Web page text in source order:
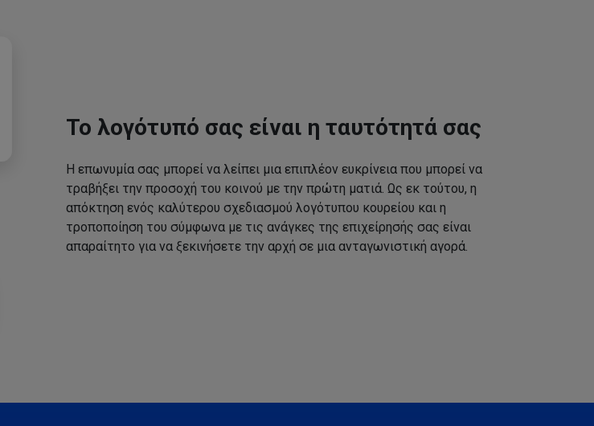
Το λογότυπό σας είναι η ταυτότητά σας
Η επωνυμία σας μπορεί να λείπει μια επιπλέον ευκρίνεια που μπορεί να
τραβήξει την προσοχή του κοινού με την πρώτη ματιά. Ως εκ τούτου, η
απόκτηση ενός καλύτερου σχεδιασμού λογότυπου κουρείου και η
τροποποίηση του σύμφωνα με τις ανάγκες της επιχείρησής σας είναι
απαραίτητο για να ξεκινήσετε την αρχή σε μια ανταγωνιστική αγορά.